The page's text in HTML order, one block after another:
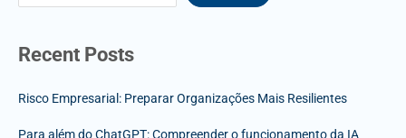
Recent Posts
Risco Empresarial: Preparar Organizações Mais Resilientes
Para além do ChatGPT: Compreender o funcionamento da IA